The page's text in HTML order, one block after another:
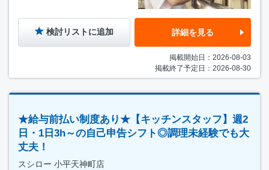
検討リストに追加 詳細を見る
掲載開始日：2026-08-03
掲載終了予定日：2026-08-30
★給与前払い制度あり★【キッチンスタッフ】週2
日・1日3h～の自己申告シフト◎調理未経験でも大
丈夫！
スシロー 小平天神町店